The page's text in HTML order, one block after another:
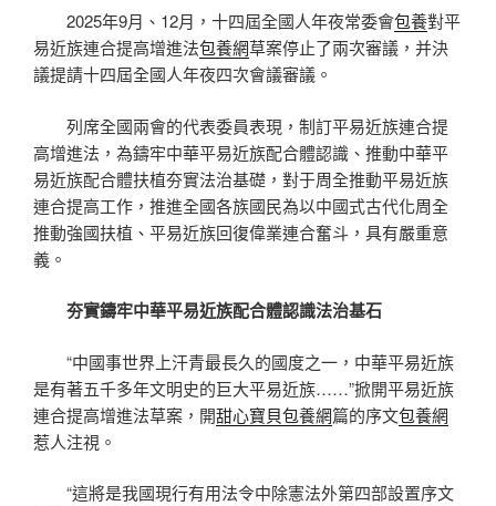
2025年9月、12月，十四屆全國人年夜常委會包養對平
易近族連合提高增進法包養網草案停止了兩次審議，并決
議提請十四屆全國人年夜四次會議審議。
列席全國兩會的代表委員表現，制訂平易近族連合提
高增進法，為鑄牢中華平易近族配合體認識、推動中華平
易近族配合體扶植夯實法治基礎，對于周全推動平易近族
連合提高工作，推進全國各族國民為以中國式古代化周全
推動強國扶植、平易近族回復偉業連合奮斗，具有嚴重意
義。
夯實鑄牢中華平易近族配合體認識法治基石
“中國事世界上汗青最長久的國度之一，中華平易近族
是有著五千多年文明史的巨大平易近族……”掀開平易近族
連合提高增進法草案，開甜心寶貝包養網篇的序文包養網
惹人注視。
“這將是我國現行有用法令中除憲法外第四部設置序文